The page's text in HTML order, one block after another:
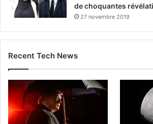
de choquantes
27 novembre 2019
Recent Tech News